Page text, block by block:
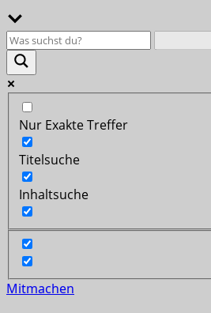
Nur Exakte Treffer
Titelsuche
Inhaltsuche
Mitmachen